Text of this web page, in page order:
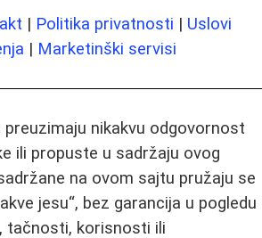
| Politika privatnosti | Uslovi
| Marketinški servisi
nikakvu odgovornost
ili propuste u sadržaju ovog
na ovom sajtu pružaju se
jesu“, bez garancija u pogledu
tačnosti, korisnosti ili